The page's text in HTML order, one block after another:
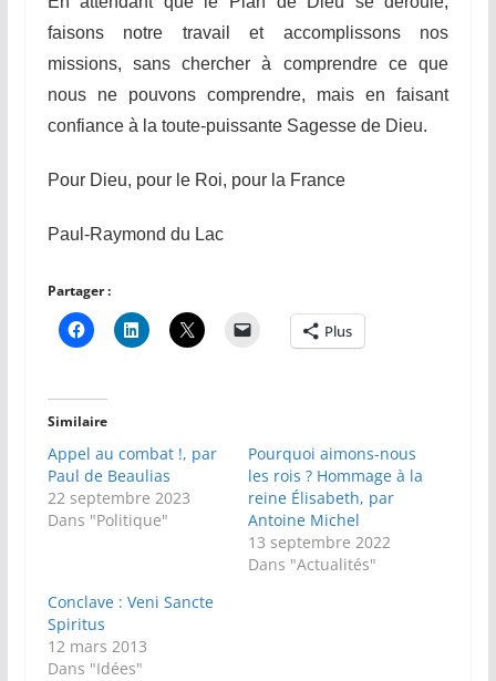
faisons notre travail et accomplissons nos
missions, sans chercher à comprendre ce que
nous ne pouvons comprendre, mais en faisant
confiance à la toute-puissante Sagesse de Dieu.
Pour Dieu, pour le Roi, pour la France
Paul-Raymond du Lac
Partager :
Plus
Similaire
Appel au combat !, par
Paul de Beaulias
22 septembre 2023
Dans "Politique"
Pourquoi aimons-nous
les rois ? Hommage à la
reine Élisabeth, par
Antoine Michel
13 septembre 2022
Dans "Actualités"
Conclave : Veni Sancte
Spiritus
12 mars 2013
Dans "Idées"